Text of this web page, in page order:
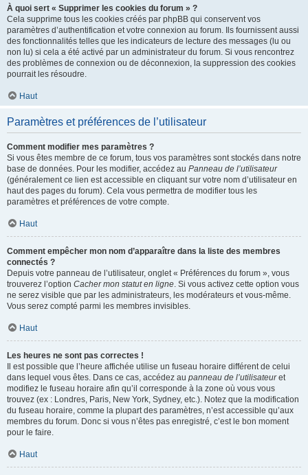
À quoi sert « Supprimer les cookies du forum » ?
Cela supprime tous les cookies créés par phpBB qui conservent vos
paramètres d’authentification et votre connexion au forum. Ils fournissent aussi
des fonctionnalités telles que les indicateurs de lecture des messages (lu ou
non lu) si cela a été activé par un administrateur du forum. Si vous rencontrez
des problèmes de connexion ou de déconnexion, la suppression des cookies
pourrait les résoudre.
Haut
Paramètres et préférences de l’utilisateur
Comment modifier mes paramètres ?
Si vous êtes membre de ce forum, tous vos paramètres sont stockés dans notre
base de données. Pour les modifier, accédez au Panneau de l’utilisateur
(généralement ce lien est accessible en cliquant sur votre nom d’utilisateur en
haut des pages du forum). Cela vous permettra de modifier tous les
paramètres et préférences de votre compte.
Haut
Comment empêcher mon nom d’apparaître dans la liste des membres
connectés ?
Depuis votre panneau de l’utilisateur, onglet « Préférences du forum », vous
trouverez l’option Cacher mon statut en ligne. Si vous activez cette option vous
ne serez visible que par les administrateurs, les modérateurs et vous-même.
Vous serez compté parmi les membres invisibles.
Haut
Les heures ne sont pas correctes !
Il est possible que l’heure affichée utilise un fuseau horaire différent de celui
dans lequel vous êtes. Dans ce cas, accédez au panneau de l’utilisateuret
modifiez le fuseau horaire afin qu’il corresponde à la zone où vous vous
trouvez (ex : Londres, Paris, New York, Sydney, etc.). Notez que la modification
du fuseau horaire, comme la plupart des paramètres, n’est accessible qu’aux
membres du forum. Donc si vous n’êtes pas enregistré, c’est le bon moment
pour le faire.
Haut